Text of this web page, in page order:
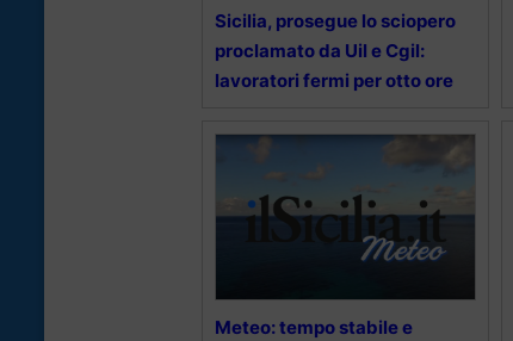
Sicilia, prosegue lo sciopero
proclamato da Uil e Cgil:
lavoratori fermi per otto ore
Meteo: tempo stabile e